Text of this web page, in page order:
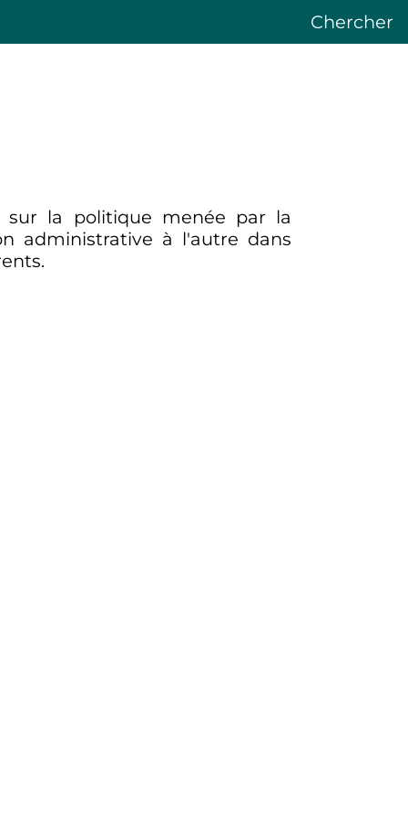
Chercher
la politique menée par la
administrative à l'autre dans